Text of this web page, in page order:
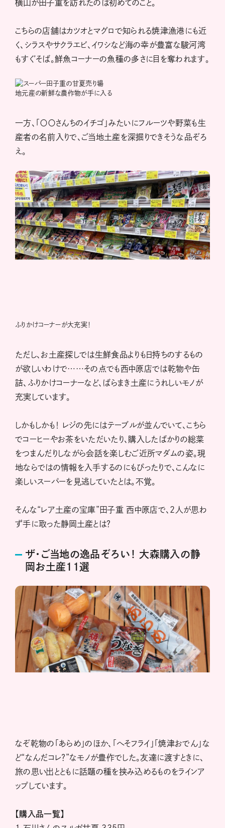
横山が田子重を訪れたのは初めてのこと。
こちらの店舗はカツオとマグロで知られる焼津漁港にも近
く、シラスやサクラエビ、イワシなど海の幸が豊富な駿河湾
もすぐそば。鮮魚コーナーの魚種の多さに目を奪われます。
地元産の新鮮な農作物が手に入る
一方、「〇〇さんちのイチゴ」みたいにフルーツや野菜も生
産者の名前入りで、ご当地土産を深掘りできそうな品ぞろ
え。
ふりかけコーナーが大充実！
ただし、お土産探しでは生鮮食品よりも日持ちのするもの
が欲しいわけで……その点でも西中原店では乾物や缶
詰、ふりかけコーナーなど、ばらまき土産にうれしいモノが
充実しています。
しかもしかも！ レジの先にはテーブルが並んでいて、こちら
でコーヒーやお茶をいただいたり、購入したばかりの総菜
をつまんだりしながら会話を楽しむご近所マダムの姿。現
地ならではの情報を入手するのにもぴったりで、こんなに
楽しいスーパーを見逃していたとは。不覚。
そんな“レア土産の宝庫”田子重 西中原店で、2人が思わ
ず手に取った静岡土産とは？
ザ・ご当地の逸品ぞろい！ 大森購入の静
岡お土産11選
なぞ乾物の「あらめ」のほか、「へそフライ」「焼津おでん」な
ど“なんだコレ？”なモノが豊作でした。友達に渡すときに、
旅の思い出とともに話題の種を挟み込めるものをラインア
ップしています。
【購入品一覧】